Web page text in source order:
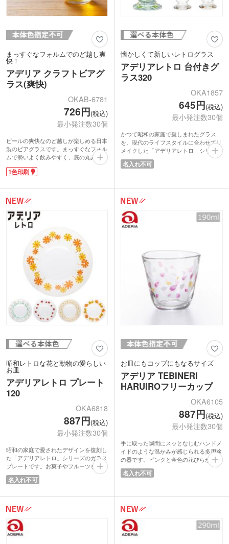
まっすぐなフォルムでのど越し爽
快！
アデリア クラフトビアグ
ラス(爽快)
OKAB-6781
726円(税込)
最小発注数30個
ビールの爽快なのど越しが楽しめる日本
製のビアグラスです。まっすぐなフォル
ムで勢いよく飲みやすく、底の丸みによ
りきめ細かな泡立ちになります。王道の
ピルスナータイプと相性抜群です。約
しみたい時にぴったり。物理強度の高い
強化ガラス製で長くご愛用いただけま
す。
側面にワンポイントで名入れ可能です。
店名やブランドロゴを印刷すれば、おし
ゃれなノベルティやオリジナルグッズが
作成できます。飲料メーカーのキャンペ
ーン、飲食店の周年記念品などにおすす
めです。
1色印刷
懐かしくて新しいレトログラス
アデリアレトロ 台付きグ
ラス320
OKA1857
645円(税込)
最小発注数30個
かつて昭和の家庭で親しまれたグラス
を、現代のライフスタイルに合わせてリ
メイクした「アデリアレトロ」シリー
ズ。丸みのある台座が特徴の台付グラス
は、デザートカップやフロートグラスと
ラインナップは、オレンジのポップな花
柄が愛らしい「アリス」、愛嬌たっぷり
どの全5種類。
レトロな専用ボックス入りで、ギフトに
名入れ不可
昭和レトロな花と動物の愛らしい
お皿
アデリアレトロ プレート
120
OKA6818
887円(税込)
最小発注数30個
昭和の家庭で愛されたデザインを復刻し
た「アデリアレトロ」シリーズのガラス
プレートです。お菓子やフルーツを載せ
るだけで、いつものティータイムを喫茶
店のような特別な時間に変えてくれま
デザインは、清楚でかわいらしい「野ば
な」、マーガレットが咲き乱れる「花ざ
をご用意しました。
取り皿として使いやすいサイズ感で、厚
名入れ不可
お皿にもコップにもなるサイズ
アデリア TEBINERI
HARUIROフリーカップ
OKA6105
887円(税込)
最小発注数30個
手に取った瞬間にスッとなじむハンドメ
イドのような温かみが感じられる多用途
の器です。ピンクと金色の花びらがひら
ひらと舞う、優雅なデザイン。容量
190mlで、使い勝手の良いサイズです。
っかりとしたガラスで、高級感がありな
日本の情緒を感じさせる華やかな器とし
て、幅広いシーンで喜ばれる逸品です。
名入れ不可